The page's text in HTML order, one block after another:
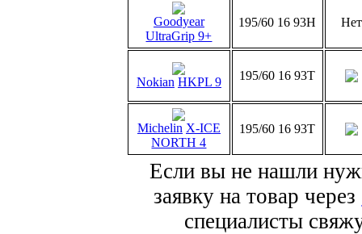
Goodyear
UltraGrip 9+
195/60 16 93H Нет
Nokian HKPL 9 195/60 16 93T
Michelin X-ICE
NORTH 4
195/60 16 93T
Если вы не нашли
заявку на товар через
специалисты